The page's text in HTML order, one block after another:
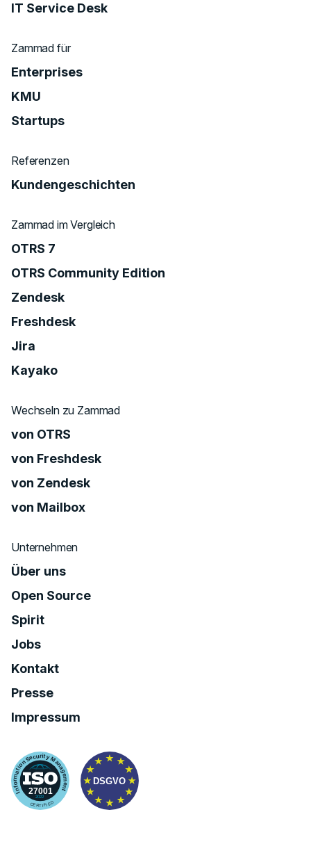
IT Service Desk
Zammad für
Enterprises
KMU
Startups
Referenzen
Kundengeschichten
Zammad im Vergleich
OTRS 7
OTRS Community Edition
Zendesk
Freshdesk
Jira
Kayako
Wechseln zu Zammad
von OTRS
von Freshdesk
von Zendesk
von Mailbox
Unternehmen
Über uns
Open Source
Spirit
Jobs
Kontakt
Presse
Impressum